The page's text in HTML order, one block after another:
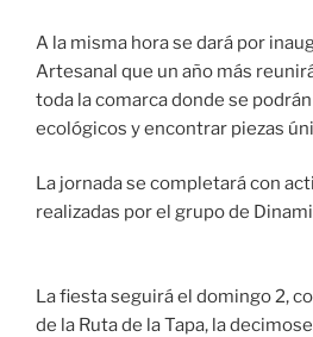
A la misma hora se dará por
Artesanal que un año más
toda la comarca donde se
ecológicos y encontrar piezas
La jornada se completará con
realizadas por el grupo de
La fiesta seguirá el domingo 2,
de la Ruta de la Tapa, la